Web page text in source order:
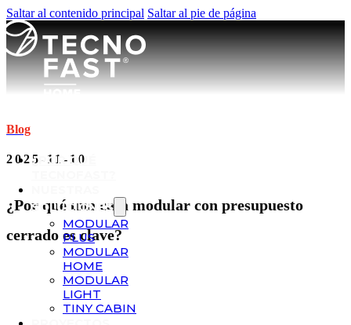
Saltar al contenido principal Saltar al pie de página
¿POR QUÉ
SOLUCIONES
MODULAR
PLUS
MODULAR
HOME
MODULAR
LIGHT
TINY CABIN
Blog
2025-11-10
¿Por qué una casa modular con presupuesto
cerrado es clave?